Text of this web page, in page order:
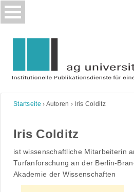
Skip
to
Startseite › Autoren › Iris Colditz
Iris Colditz
ist wissenschaftliche Mitarbeiterin
Turfanforschung an der Berlin-
Akademie der Wissenschaften